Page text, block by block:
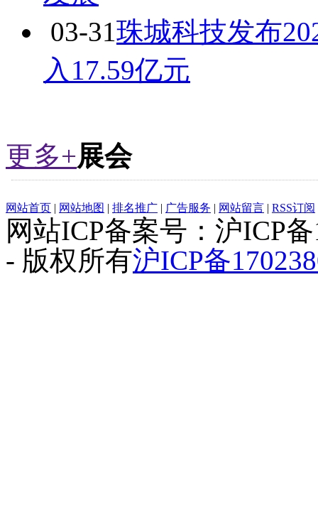
03-31珠城科技发布
入17.59亿元
更多+展会
网站首页 | 网站地图 | 排名推广 | 广告服务 | 网站留言 | RSS订阅
网站ICP备案号：沪ICP
- 版权所有沪ICP备